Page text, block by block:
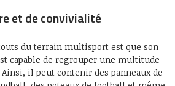
et de convivialité
du terrain multisport est que son
capable de regrouper une multitude
il peut contenir des panneaux de